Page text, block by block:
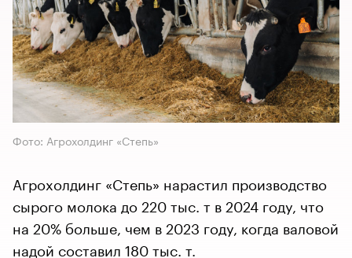
Фото: Агрохолдинг «Степь»
Агрохолдинг «Степь» нарастил производство
сырого молока до 220 тыс. т в 2024 году, что
на 20% больше, чем в 2023 году, когда валовой
надой составил 180 тыс. т.